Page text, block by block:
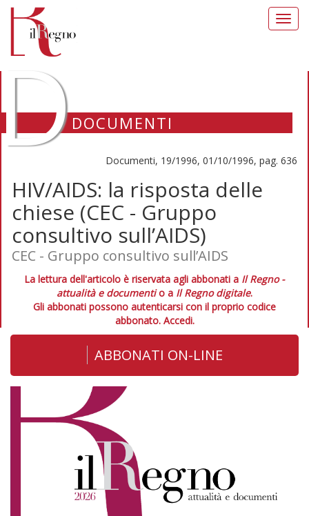
DOCUMENTI
Documenti, 19/1996, 01/10/1996, pag. 636
HIV/AIDS: la risposta delle
chiese (CEC - Gruppo
consultivo sull’AIDS)
CEC - Gruppo consultivo sull’AIDS
La lettura dell'articolo è riservata agli abbonati a Il Regno -
attualità e documentio a Il Regno digitale.
Gli abbonati possono autenticarsi con il proprio codice
abbonato. Accedi.
ABBONATI ON-LINE